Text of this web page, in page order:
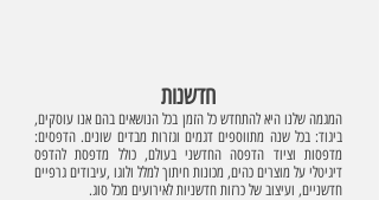
חדשנות
המגמה שלנו היא להתחדש כל הזמן בכל הנושאים בהם אנו עוסקים,
ביגוד: בכל שנה מתווספים דגמים וגזרות מבדים שונים. הדפסים:
מדפסות וציוד הדפסה החדשני בעולם, כולל מדפסת להדפס
דיגיטלי על מוצרים כהים, מכונות חיתוך למלל ולוגו ,עיבודים גרפיים
חדשניים, ועיצוב של כרזות חדשניות לאירועים מכל סוג.